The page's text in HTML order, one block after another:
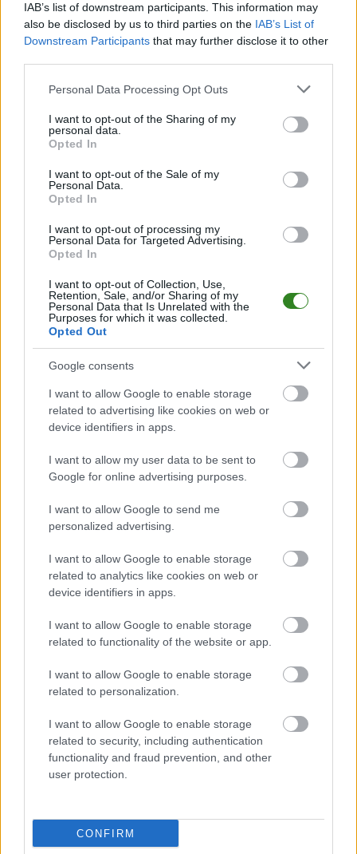
IAB’s list of downstream participants. This information may
also be disclosed by us to third parties on the IAB’s List of
Downstream Participants that may further disclose it to other
Please note that this website/app uses one or more Google
not limited to your visit or usage behaviour. You may click to
grant or deny consent to Google and its third-party tags to
use your data for below specified purposes in below Google
consent section.
Personal Data Processing Opt Outs
I want to opt-out of the Sharing of my
personal data.
Opted In
I want to opt-out of the Sale of my
Personal Data.
Opted In
I want to opt-out of processing my
Personal Data for Targeted Advertising.
Opted In
I want to opt-out of Collection, Use,
Retention, Sale, and/or Sharing of my
Personal Data that Is Unrelated with the
Purposes for which it was collected.
Opted Out
Google consents
I want to allow Google to enable storage
related to advertising like cookies on web or
device identifiers in apps.
I want to allow my user data to be sent to
Google for online advertising purposes.
I want to allow Google to send me
personalized advertising.
I want to allow Google to enable storage
related to analytics like cookies on web or
device identifiers in apps.
I want to allow Google to enable storage
related to functionality of the website or app.
I want to allow Google to enable storage
related to personalization.
I want to allow Google to enable storage
related to security, including authentication
functionality and fraud prevention, and other
user protection.
CONFIRM
Informacje o składach i strzelcach
W miarę dostępności danych, publikujemyskłady wyjściowe,
aktualizujemy zależnie od poziomu ligi i dostępnych źródeł.
Śledź mecze swojej drużyny
Jeśli jesteś kibicem klubu Świlczanka Świlcza lub Rudzik Rudna Mała -
zaglądaj tutaj częściej. Nasz serwis regularnie dostarcza informacje o
terminach meczów, wynikach, transferach i newsach klubowych
piłkarskichw województwie. Sprawdź nasze relacje, śledź ulubioną ligę i
bądź na bieżąco z wydarzeniami z boisk!
Świlczanka Świlcza - Rudzik Rudna Mała
odbędzie się w
ramach 20. kolejki - Rzeszów > Klasa B, gr. I. Spotkanie zostanie rozegrane
Świlczanka Świlczaprzystępuje do tego spotkania w roli gospodarza.
Jak drużyna radzi sobie w sezonie 2025/2026 rozgrywek Rzeszów > Klasa
B, gr. I przed własną publicznością? Na tej stronie możecie zobaczyć
tabelę uwzględniającą tylko mecze u siebie. W tabeli biorącej pod uwagę
tylko mecze wyjazdowe możecie natomiast sprawdzić jak spisuje się klub
Rudzik Rudna Mała.
Rzeszów > Klasa B, gr. I - sytuacja w tabeli
Przed meczami 20. kolejki - Rzeszów > Klasa B, gr. I gospodarze
(Świlczanka Świlcza) zajmują 8. miejsce
Poniżej znajdziesz także ostatnie mecze obu drużyn oraz statystyki
bramkowe.
Świlczanka Świlcza vs. Rudzik Rudna Mała - relacja, wynik na
żywo, transmisja
Wynik meczu Świlczanka Świlcza - Rudzik Rudna Mała znajdziesz na naszej
stronie zaraz po jego zakończeniu. Jeżeli szukasz informacji meczowych,
zajrzyj tutaj:Świlczanka Świlcza vs. Rudzik Rudna Mała - wynik,
składy, strzelcy
Jeżeli w internecie lub TV dostępna jest
albo innych spotkań
Rzeszów > Klasa B, gr. I na pewno znajdziesz takie informacje na naszym
portalu. Możliwe jednak, że nigdzie nie pojawi się stream online z tego
Asseco Resovia| Developres Rzeszów |ITA TOOLS Stal Mielec
Cellfast Wilki Krosno| Texom Stal Rzeszów|Stal Mielec
Motor Lublin|Stal Rzeszów| Stal Stalowa Wola|Wisła Kraków
Resovia|Wieczysta Kraków